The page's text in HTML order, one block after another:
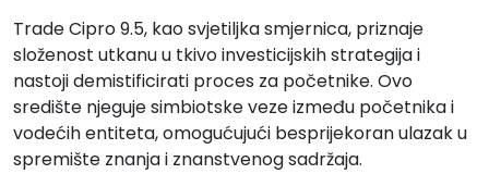
Trade Cipro 9.5, kao svjetiljka smjernica, priznaje
složenost utkanu u tkivo investicijskih strategija i
nastoji demistificirati proces za početnike. Ovo
središte njeguje simbiotske veze između početnika i
vodećih entiteta, omogućujući besprijekoran ulazak u
spremište znanja i znanstvenog sadržaja.